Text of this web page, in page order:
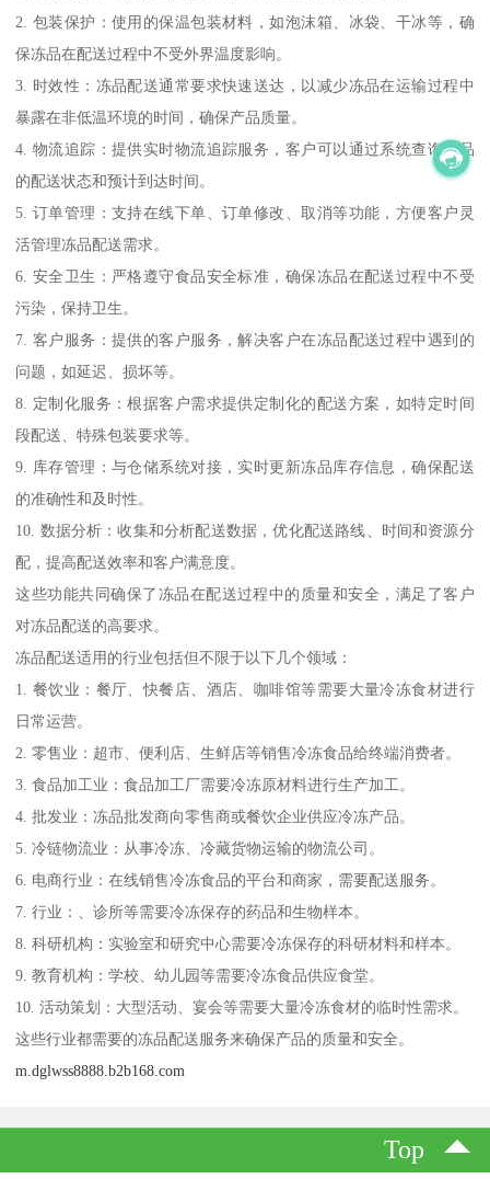
2. 包装保护：使用的保温包装材料，如泡沫箱、冰袋、干冰等，确
保冻品在配送过程中不受外界温度影响。
3. 时效性：冻品配送通常要求快速送达，以减少冻品在运输过程中
暴露在非低温环境的时间，确保产品质量。
4. 物流追踪：提供实时物流追踪服务，客户可以通过系统查询冻品
的配送状态和预计到达时间。
5. 订单管理：支持在线下单、订单修改、取消等功能，方便客户灵
活管理冻品配送需求。
6. 安全卫生：严格遵守食品安全标准，确保冻品在配送过程中不受
污染，保持卫生。
7. 客户服务：提供的客户服务，解决客户在冻品配送过程中遇到的
问题，如延迟、损坏等。
8. 定制化服务：根据客户需求提供定制化的配送方案，如特定时间
段配送、特殊包装要求等。
9. 库存管理：与仓储系统对接，实时更新冻品库存信息，确保配送
的准确性和及时性。
10. 数据分析：收集和分析配送数据，优化配送路线、时间和资源分
配，提高配送效率和客户满意度。
这些功能共同确保了冻品在配送过程中的质量和安全，满足了客户
对冻品配送的高要求。
冻品配送适用的行业包括但不限于以下几个领域：
1. 餐饮业：餐厅、快餐店、酒店、咖啡馆等需要大量冷冻食材进行
日常运营。
2. 零售业：超市、便利店、生鲜店等销售冷冻食品给终端消费者。
3. 食品加工业：食品加工厂需要冷冻原材料进行生产加工。
4. 批发业：冻品批发商向零售商或餐饮企业供应冷冻产品。
5. 冷链物流业：从事冷冻、冷藏货物运输的物流公司。
6. 电商行业：在线销售冷冻食品的平台和商家，需要配送服务。
7. 行业：、诊所等需要冷冻保存的药品和生物样本。
8. 科研机构：实验室和研究中心需要冷冻保存的科研材料和样本。
9. 教育机构：学校、幼儿园等需要冷冻食品供应食堂。
10. 活动策划：大型活动、宴会等需要大量冷冻食材的临时性需求。
这些行业都需要的冻品配送服务来确保产品的质量和安全。
m.dglwss8888.b2b168.com
Top